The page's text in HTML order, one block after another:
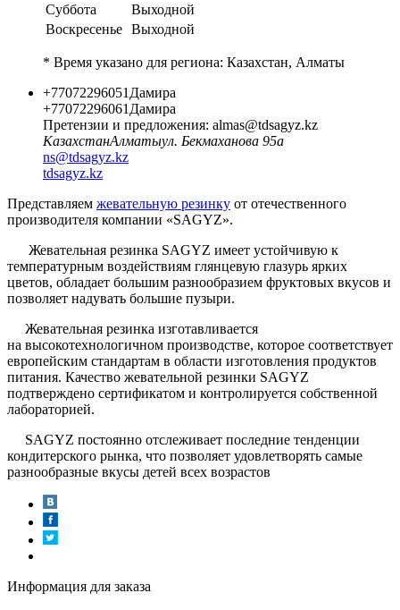
Суббота
Выходной
Воскресенье Выходной
* Время указано для региона: Казахстан, Алматы
+77072296051 Дамира
+77072296061 Дамира
Претензии и предложения: almas@tdsagyz.kz
КазахстанАлматыул. Бекмаханова 95а
ns@tdsagyz.kz
tdsagyz.kz
Представляем жевательную резинку от отечественного
производителя компании «SAGYZ».
Жевательная резинка SAGYZ имеет устойчивую к
температурным воздействиям глянцевую глазурь ярких
цветов, обладает большим разнообразием фруктовых вкусов и
позволяет надувать большие пузыри.
Жевательная резинка изготавливается
на высокотехнологичном производстве, которое соответствует
европейским стандартам в области изготовления продуктов
питания. Качество жевательной резинки SAGYZ
подтверждено сертификатом и контролируется собственной
лабораторией.
SAGYZ постоянно отслеживает последние тенденции
кондитерского рынка, что позволяет удовлетворять самые
разнообразные вкусы детей всех возрастов
Информация для заказа